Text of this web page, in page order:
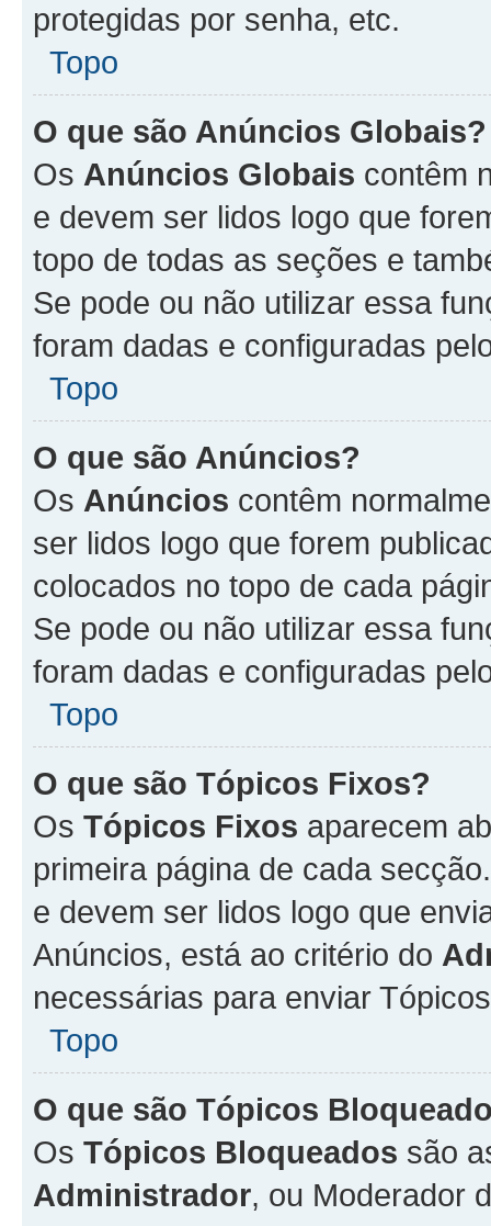
protegidas por senha, etc.
Topo
O que são Anúncios Globais?
Os Anúncios Globais contêm
e devem ser lidos logo que
topo de todas as seções e
Se pode ou não utilizar essa
foram dadas e configuradas
Topo
O que são Anúncios?
Os Anúncios contêm
ser lidos logo que forem
colocados no topo de cada
Se pode ou não utilizar essa
foram dadas e configuradas
Topo
O que são Tópicos Fixos?
Os Tópicos Fixos aparecem
primeira página de cada
e devem ser lidos logo que
Anúncios, está ao critério do
necessárias para enviar
Topo
O que são Tópicos
Os Tópicos Bloqueados são
Administrador, ou Moderador